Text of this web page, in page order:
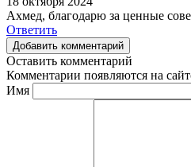
Ахмед, благодарю за ценные
Ответить
Добавить комментарий
Оставить комментарий
Комментарии появляются на
Имя